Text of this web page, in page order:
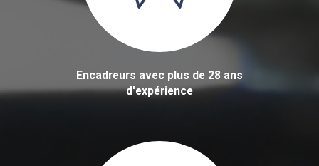
Encadreurs avec plus de 28 ans
d'expérience